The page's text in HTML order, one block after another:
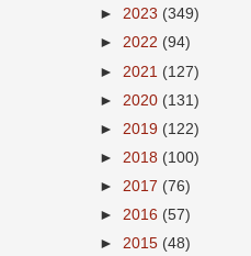
► 2023 (349)
► 2022 (94)
► 2021 (127)
► 2020 (131)
► 2019 (122)
► 2018 (100)
► 2017 (76)
► 2016 (57)
► 2015 (48)